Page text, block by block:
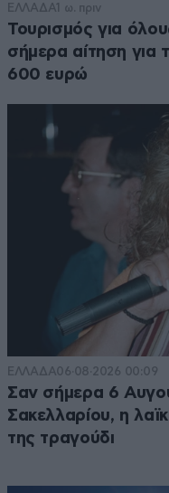
ΕΛΛΑΔΑ1 ω. πριν
Τουρισμός για
σήμερα αίτηση για
600 ευρώ
ΕΛΛΑΔΑ06·08·2026 00:09
Σαν σήμερα 6
Σακελλαρίου, η
της τραγούδι